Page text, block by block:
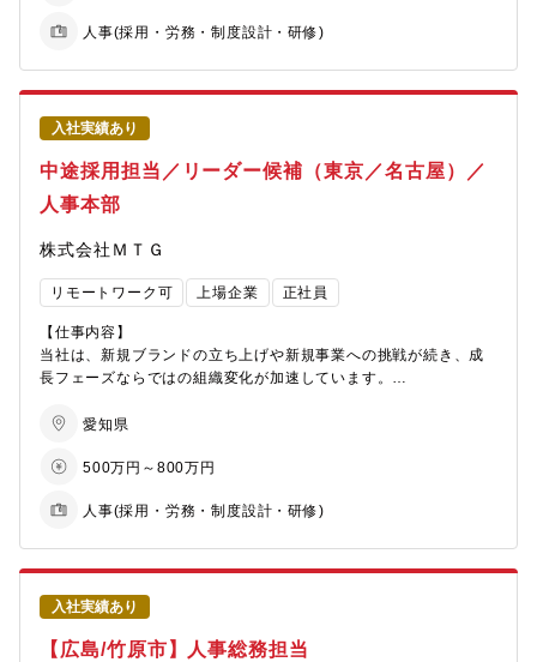
・人材紹介（法人営業）または人材派遣営業
・
【業務の詳細】
1．HRBPモデルの設計・各ビジネスユニットへの展開リード
2．担当ビジネスユニットにおける?材育成施策の?案・実装
3．評価・等級運?の質向上に向けた部門内の先導
４．ビジネスユニット?・マネージャー層の?事パートナー／相談
役
単なる相談対応ではなく、課題を構造化し、打ち?を?緒に決め、
前に進める役割を期待する。
【活かせるスキル】
・?事データを?いた仮説構築?・意思決定?
・事業と?材を往復しながら考える経営的視座
所属組織??事戦略部 グローバル?事Gに所属いただきます。
法の検討、実施。
国内外の同社グループ全体に関わる人事業務に携わっていただけ
を行っていただき、部門経営に携わっていただく事ができます。
【期待する役割】
人事の業務は多岐にわたりますが、これまでのご経験と強みが活
人事(採用・労務・制度設計・研修)
入社実績あり
中途採用担当／リーダー候補（東京／名古屋）／
人事本部
株式会社ＭＴＧ
リモートワーク可 上場企業 正社員
【仕事内容】
当社は、新規ブランドの立ち上げや新規事業への挑戦が続き、成
長フェーズならではの組織変化が加速しています。
本ポジションでは、中途採用の実務に留まらず、採用戦略・要件
が特徴です。
の距離も一層近くなります。その中で、役割は”採用の専門性”に特
愛知県
500万円～800万円
人事(採用・労務・制度設計・研修)
入社実績あり
【広島/竹原市】人事総務担当